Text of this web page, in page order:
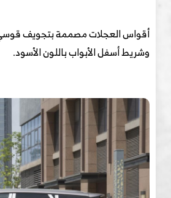
وشريط أسفل الأبواب باللون الأسود.